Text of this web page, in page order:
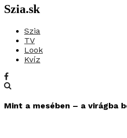
Szia.sk
Szia
TV
Look
Kvíz
Mint a mesében – a virágba